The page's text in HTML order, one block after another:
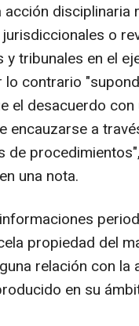
disciplinaria
o
tribunales en el
contrario
el desacuerdo
encauzarse a
de
una nota.
propiedad del
relación con
en su